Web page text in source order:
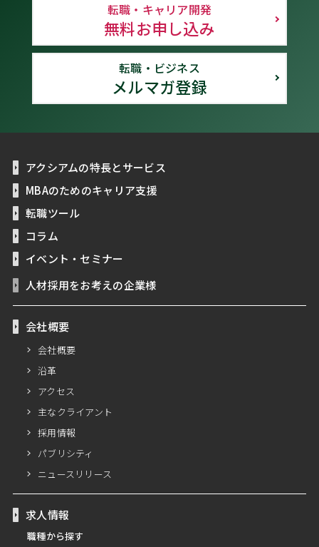
転職・キャリア開発
無料お申し込み
転職・ビジネス
メルマガ登録
アクシアムの特長とサービス
MBAのためのキャリア支援
転職ツール
コラム
イベント・セミナー
人材採用をお考えの企業様
会社概要
会社概要
沿革
アクセス
主なクライアント
採用情報
パブリシティ
ニュースリリース
求人情報
職種から探す